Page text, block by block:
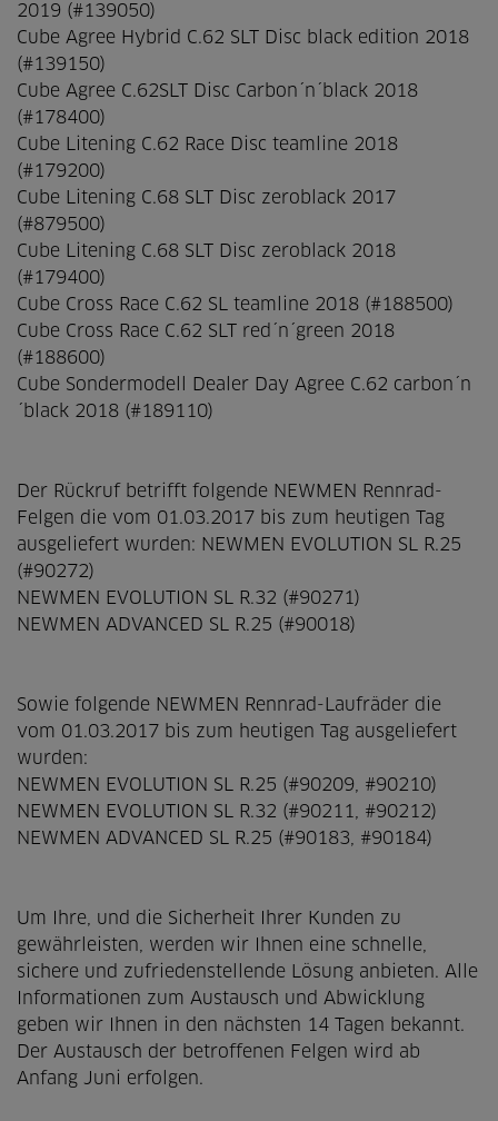
2019 (#139050)
Cube Agree Hybrid C.62 SLT Disc black edition 2018
(#139150)
Cube Agree C.62SLT Disc Carbon´n´black 2018
(#178400)
Cube Litening C.62 Race Disc teamline 2018
(#179200)
Cube Litening C.68 SLT Disc zeroblack 2017
(#879500)
Cube Litening C.68 SLT Disc zeroblack 2018
(#179400)
Cube Cross Race C.62 SL teamline 2018 (#188500)
Cube Cross Race C.62 SLT red´n´green 2018
(#188600)
Cube Sondermodell Dealer Day Agree C.62 carbon´n
´black 2018 (#189110)
Der Rückruf betrifft folgende NEWMEN Rennrad-
Felgen die vom 01.03.2017 bis zum heutigen Tag
ausgeliefert wurden: NEWMEN EVOLUTION SL R.25
(#90272)
NEWMEN EVOLUTION SL R.32 (#90271)
NEWMEN ADVANCED SL R.25 (#90018)
Sowie folgende NEWMEN Rennrad-Laufräder die
vom 01.03.2017 bis zum heutigen Tag ausgeliefert
wurden:
NEWMEN EVOLUTION SL R.25 (#90209, #90210)
NEWMEN EVOLUTION SL R.32 (#90211, #90212)
NEWMEN ADVANCED SL R.25 (#90183, #90184)
Um Ihre, und die Sicherheit Ihrer Kunden zu
gewährleisten, werden wir Ihnen eine schnelle,
sichere und zufriedenstellende Lösung anbieten. Alle
Informationen zum Austausch und Abwicklung
geben wir Ihnen in den nächsten 14 Tagen bekannt.
Der Austausch der betroffenen Felgen wird ab
Anfang Juni erfolgen.